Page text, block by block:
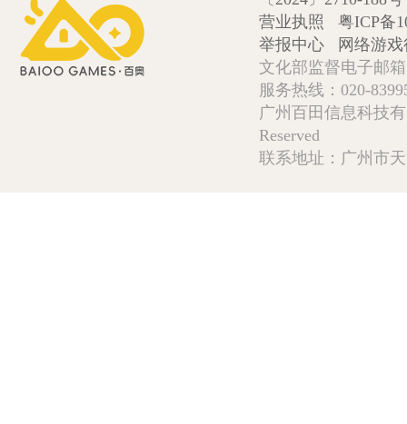
营业执照
粤ICP备
举报中心
网络游
文化部监督电子邮
服务热线：020-
广州百田信息科技
Reserved
联系地址：广州市